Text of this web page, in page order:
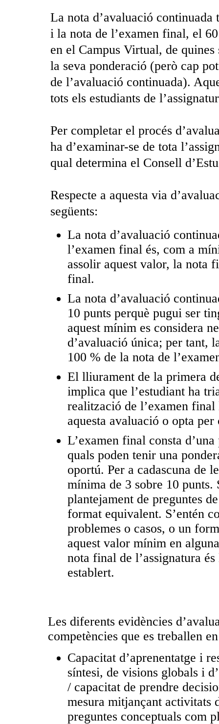
La nota d’avaluació
i la nota de l’examen final, el
en el Campus Virtual, de quines
la seva ponderació (però cap
de l’avaluació continuada).
tots els estudiants de
Per completar el procés
ha d’examinar-se de tota
qual determina el Consell
Respecte a aquesta via
següents:
La nota d’avaluació
l’examen final és, com a
assolir aquest valor, la nota
final.
La nota d’avaluació
10 punts perquè pugui ser
aquest mínim es considera
d’avaluació única; per tant,
100 % de la nota de
El lliurament de la primera
implica que l’estudiant ha
realització de l’examen
aquesta avaluació o opta
L’examen final consta
quals poden tenir una
oportú. Per a cadascuna de
mínima de 3 sobre 10 punts.
plantejament de preguntes
format equivalent. S’entén
problemes o casos, o un
aquest valor mínim en
nota final de l’assignatura
establert.
Les diferents evidències
competències que es treballen
Capacitat d’aprenentatge i
síntesi, de visions globals i
/ capacitat de prendre
mesura mitjançant activitats
preguntes conceptuals com